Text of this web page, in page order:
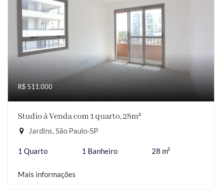
R$ 511.000
Studio à Venda com 1 quarto, 28m²
Jardins, São Paulo-SP
1 Quarto 1 Banheiro 28 m²
Mais informações